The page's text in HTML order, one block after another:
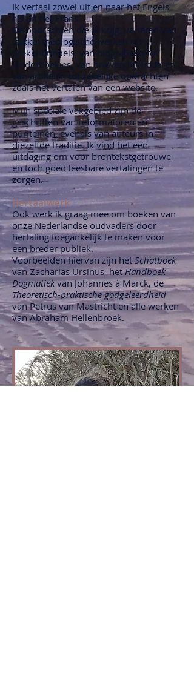
Ik vertaal zowel uit en naar het Engels
als uit het Frans.
De opdrachten die ik krijg, variëren van
(dikke) theologische werken tot
prekenbundels, van biografieën tot
kinderboekjes, van brieven tot liederen,
van artikelen tot zakelijke opdrachten
zoals het vertalen van een website.
Mijn speciale vakgebied zijn de
geschriften van reformatoren en
puriteinen, evenals van auteurs in
diezelfde traditie. Ik vind het een
uitdaging om voor brontekstgetrouwe
en toch goed leesbare vertalingen te
zorgen.
Hertaalwerk
Ook werk ik graag mee om boeken van
onze Nederlandse oudvaders door
hertaling toegankelijk te maken voor
een breder publiek.
Voorbeelden hiervan zijn het Schatboek
van Zacharias Ursinus, hetHandboek
Dogmatiekvan Johannes à Marck, de
Theoretisch-praktische godgeleerdheid
van Petrus van Mastricht en alle werken
van Abraham Hellenbroek.